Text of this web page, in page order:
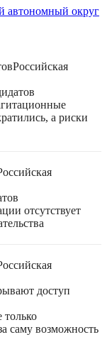
автономный округ
Российская
а риски
отсутствует
доступ
саму возможность